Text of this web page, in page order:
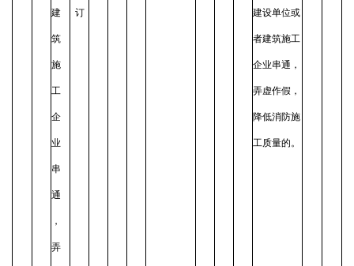
建
筑
施
工
企
业
串
通
，
弄
订 建设单位或
者建筑施工
企业串通，
弄虚作假，
降低消防施
工质量的。